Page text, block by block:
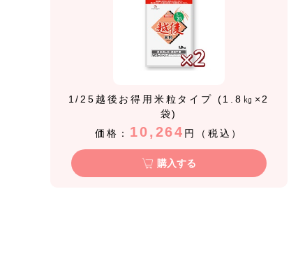
1/25越後お得用米粒タイプ (1.8㎏×2
袋)
価格： 10,264 円（税込）
購入する